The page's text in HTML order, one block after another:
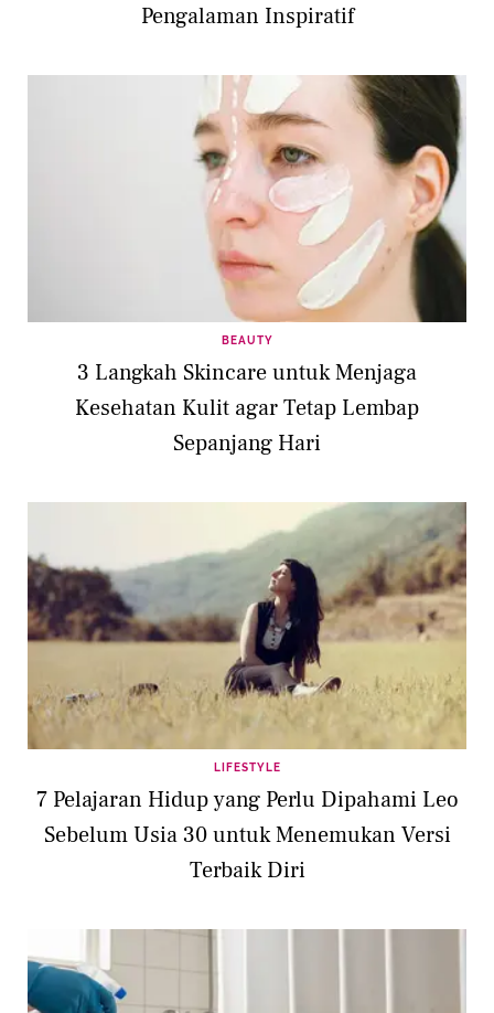
Pengalaman Inspiratif
BEAUTY
3 Langkah Skincare untuk Menjaga
Kesehatan Kulit agar Tetap Lembap
Sepanjang Hari
LIFESTYLE
7 Pelajaran Hidup yang Perlu Dipahami Leo
Sebelum Usia 30 untuk Menemukan Versi
Terbaik Diri